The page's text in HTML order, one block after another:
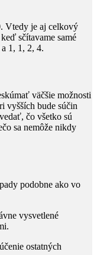
​. Vtedy je aj celkový
sčítavame samé
​ a 1, 1, 2, 4.
väčšie možnosti
vyšších bude súčin
čo všetko sú
sa nemôže nikdy
podobne ako vo
vysvetlené
ostatných